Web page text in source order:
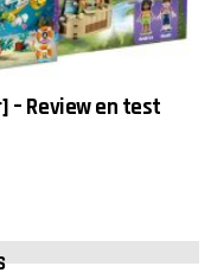
– Review en test